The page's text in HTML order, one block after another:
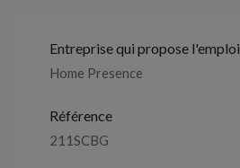
Entreprise qui propose l'emploi
Home Presence
Référence
211SCBG